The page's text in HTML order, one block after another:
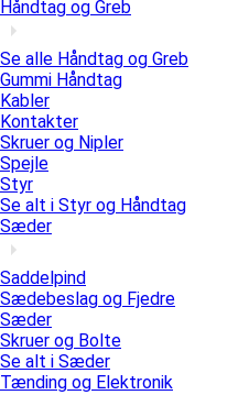
Håndtag og Greb
Se alle Håndtag og Greb
Gummi Håndtag
Kabler
Kontakter
Skruer og Nipler
Spejle
Styr
Se alt i Styr og Håndtag
Sæder
Saddelpind
Sædebeslag og Fjedre
Sæder
Skruer og Bolte
Se alt i Sæder
Tænding og Elektronik